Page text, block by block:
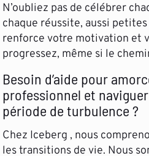
N’oubliez pas de célébrer
chaque réussite, aussi
renforce votre motivation et
progressez, même si le
Besoin d’aide pour
professionnel et
période de turbulence ?
Chez Iceberg , nous
les transitions de vie. Nous